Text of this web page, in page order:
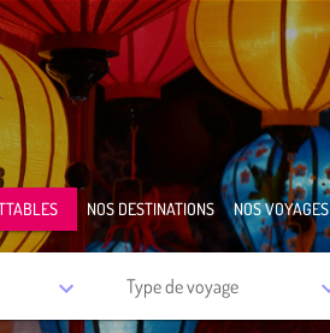
NOS DESTINATIONS NOS VOYAGES
Type de voyage